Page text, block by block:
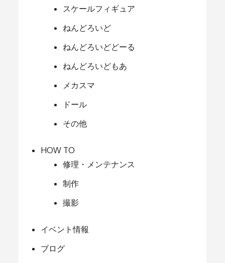
スケールフィギュア
ねんどろいど
ねんどろいどどーる
ねんどろいどもあ
メカスマ
ドール
その他
HOW TO
修理・メンテナンス
制作
撮影
イベント情報
ブログ